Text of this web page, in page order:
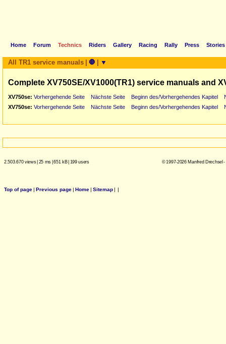
Home Forum Technics Riders Gallery Racing Rally Press Stories
All TR1 service manuals 🛑 ▼
Complete XV750SE/XV1000(TR1) service manuals and
XV750se: Vorhergehende Seite Nächste Seite Beginn des/Vorhergehendes Kapitel
XV750se: Vorhergehende Seite Nächste Seite Beginn des/Vorhergehendes Kapitel
2.503.670 views| 25 ms |651 kB| 199 users © 1997-2026 Manfred Drechsel
Top of page| Previous page| Home| Sitemap| |